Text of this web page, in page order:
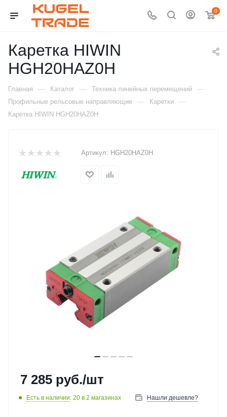
0
Каретка HIWIN
HGH20HAZ0H
Главная — Каталог — Техника линейных перемещений —
Профильные рельсовые направляющие — Каретки —
Каретка HIWIN HGH20HAZ0H
Артикул: HGH20HAZ0H
7 285 руб./шт
Есть в наличии: 20 в 2 магазинах Нашли дешевле?